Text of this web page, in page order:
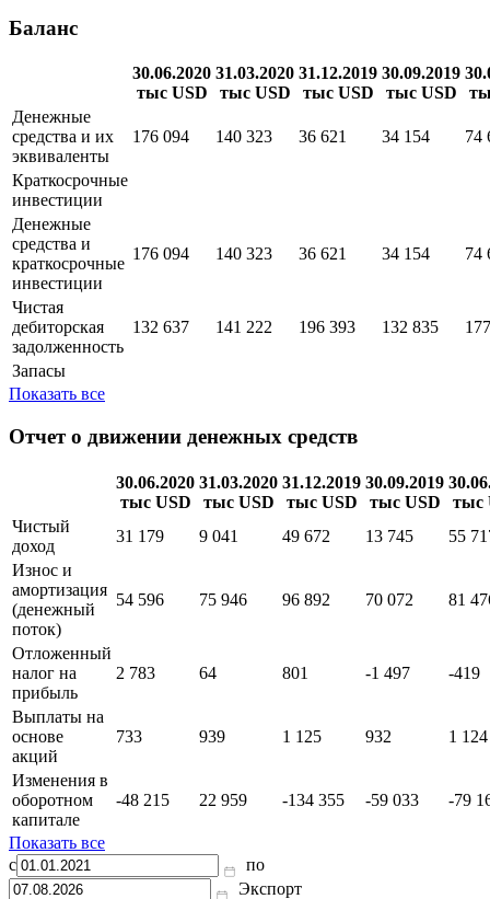
Баланс
30.06.2020
тыс USD
31.03.2020
тыс USD
31.12.2019
тыс USD
30.09.2019
тыс USD
Денежные
средства и их
эквиваленты
176 094 140 323 36 621 34 154 74
Краткосрочные
инвестиции
Денежные
средства и
краткосрочные
инвестиции
176 094 140 323 36 621 34 154 74
Чистая
дебиторская
задолженность
132 637 141 222 196 393 132 835
Запасы
Показать все
Отчет о движении денежных средств
30.06.2020
тыс USD
31.03.2020
тыс USD
31.12.2019
тыс USD
30.09.2019
тыс USD
тыс
Чистый
доход
31 179 9 041 49 672 13 745
55
Износ и
амортизация
(денежный
поток)
54 596 75 946 96 892 70 072 81
Отложенный
налог на
прибыль
2 783 64 801 -1 497 -419
Выплаты на
основе
акций
733 939 1 125 932 1 124
Изменения в
оборотном
капитале
-48 215 22 959 -134 355 -59 033 -79
Показать все
с
по
Экспорт